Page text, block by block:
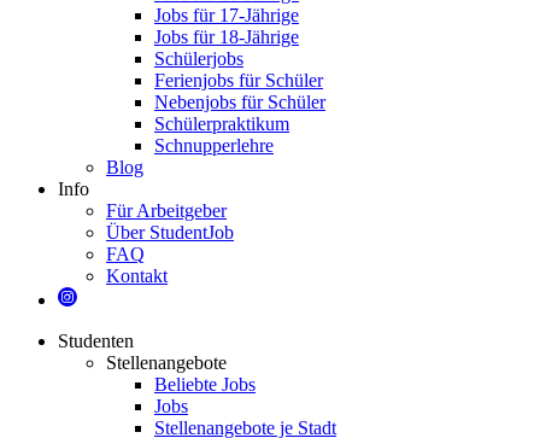
Jobs für 17-Jährige
Jobs für 18-Jährige
Schülerjobs
Ferienjobs für Schüler
Nebenjobs für Schüler
Schülerpraktikum
Schnupperlehre
Blog
Info
Für Arbeitgeber
Über StudentJob
FAQ
Kontakt
Studenten
Stellenangebote
Beliebte Jobs
Jobs
Stellenangebote je Stadt